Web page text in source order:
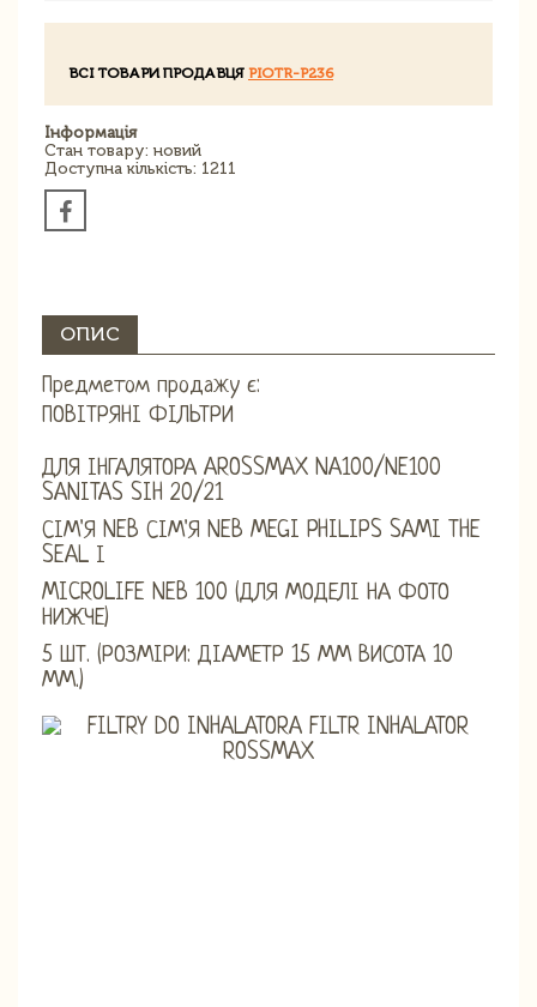
ВСІ ТОВАРИ ПРОДАВЦЯ PIOTR-P236
Інформація
Стан товару: новий
Доступна кількість: 1211
ОПИС
Предметом продажу є:
ПОВІТРЯНІ ФІЛЬТРИ
ДЛЯ ІНГАЛЯТОРА AROSSMAX NA100/NE100
SANITAS SIH 20/21
СІМ'Я NEB СІМ'Я NEB MEGI PHILIPS SAMI THE
SEAL І
MICROLIFE NEB 100 (ДЛЯ МОДЕЛІ НА ФОТО
НИЖЧЕ)
5 ШТ. (РОЗМІРИ: ДІАМЕТР 15 ММ ВИСОТА 10
ММ.)